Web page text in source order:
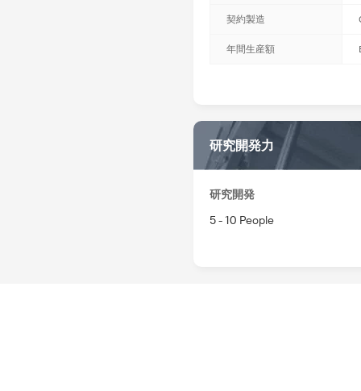
契約製造
年間生産額
研究開発力
研究開発
5 - 10 People